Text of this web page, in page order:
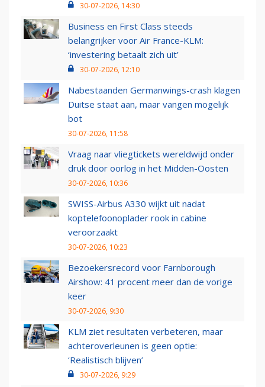
30-07-2026, 14:30
Business en First Class steeds
belangrijker voor Air France-KLM:
‘investering betaalt zich uit’
30-07-2026, 12:10
Nabestaanden Germanwings-crash klagen
Duitse staat aan, maar vangen mogelijk
bot
30-07-2026, 11:58
Vraag naar vliegtickets wereldwijd onder
druk door oorlog in het Midden-Oosten
30-07-2026, 10:36
SWISS-Airbus A330 wijkt uit nadat
koptelefoonoplader rook in cabine
veroorzaakt
30-07-2026, 10:23
Bezoekersrecord voor Farnborough
Airshow: 41 procent meer dan de vorige
keer
30-07-2026, 9:30
KLM ziet resultaten verbeteren, maar
achteroverleunen is geen optie:
‘Realistisch blijven’
30-07-2026, 9:29